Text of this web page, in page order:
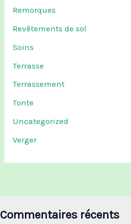
Remorques
Revêtements de sol
Soins
Terrasse
Terrassement
Tonte
Uncategorized
Verger
Commentaires récents